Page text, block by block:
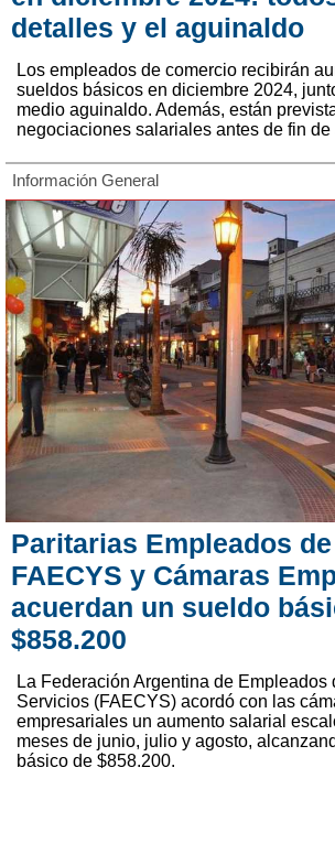
detalles y el aguinaldo
Los empleados de comercio recibirán
sueldos básicos en diciembre 2024,
medio aguinaldo. Además, están
negociaciones salariales antes de fin de
Información General
Paritarias Empleados
FAECYS y Cámaras
acuerdan un sueldo
$858.200
La Federación Argentina de Empleados
Servicios (FAECYS) acordó con las
empresariales un aumento salarial
meses de junio, julio y agosto,
básico de $858.200.